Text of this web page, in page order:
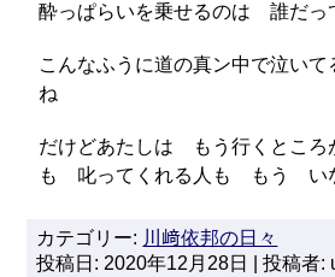
酔っぱらいを乗せるのは 誰だっ
こんなふうに道の真ン中で泣い
ね
だけどあたしは もう行くとこ
も 叱ってくれる人も もう い
カテゴリー: 川﨑依邦の日々
投稿日: 2020年12月28日 | 投稿者: